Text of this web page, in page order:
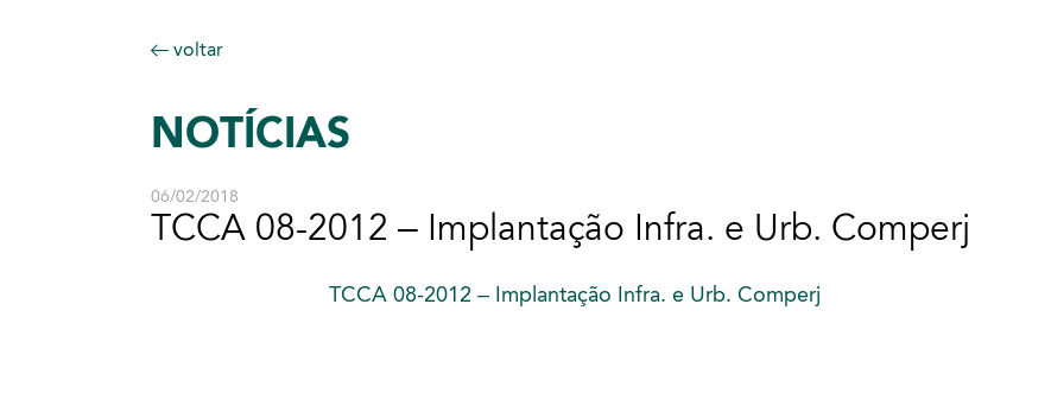
voltar
NOTÍCIAS
06/02/2018
TCCA 08-2012 – Implantação Infra. e Urb. Comperj
TCCA 08-2012 – Implantação Infra. e Urb. Comperj